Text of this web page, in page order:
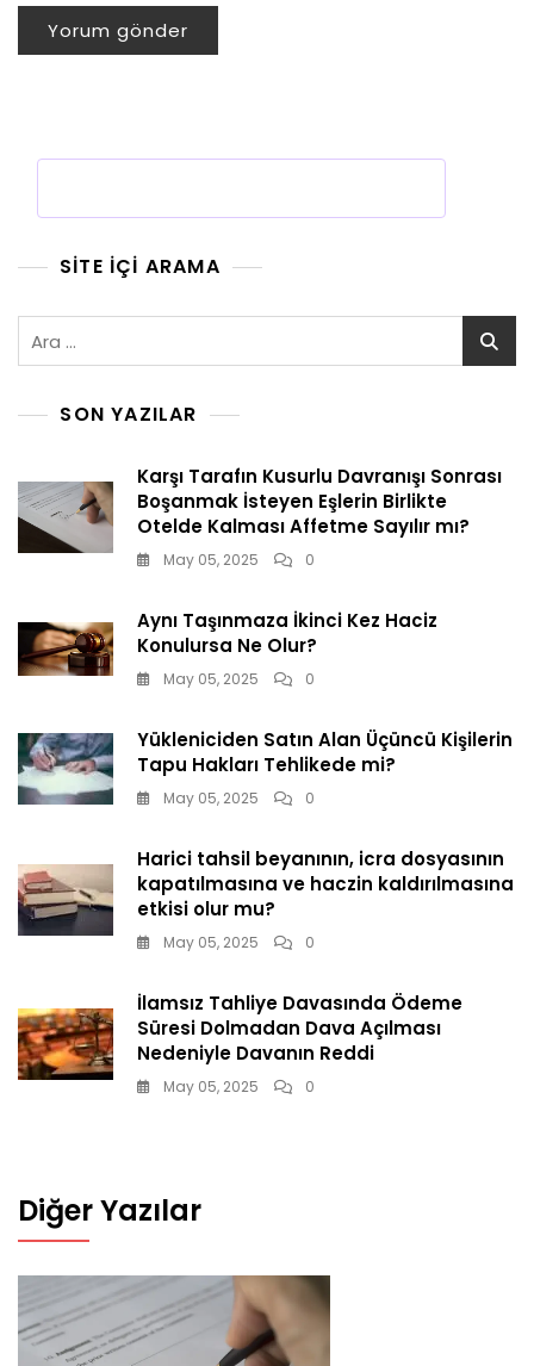
SITE İÇI ARAMA
SON YAZILAR
Karşı Tarafın Kusurlu Davranışı Sonrası
Boşanmak İsteyen Eşlerin Birlikte
Otelde Kalması Affetme Sayılır mı?
May 05, 2025 0
Aynı Taşınmaza İkinci Kez Haciz
Konulursa Ne Olur?
May 05, 2025 0
Yükleniciden Satın Alan Üçüncü Kişilerin
Tapu Hakları Tehlikede mi?
May 05, 2025 0
Harici tahsil beyanının, icra dosyasının
kapatılmasına ve haczin kaldırılmasına
etkisi olur mu?
May 05, 2025 0
İlamsız Tahliye Davasında Ödeme
Süresi Dolmadan Dava Açılması
Nedeniyle Davanın Reddi
May 05, 2025 0
Diğer Yazılar